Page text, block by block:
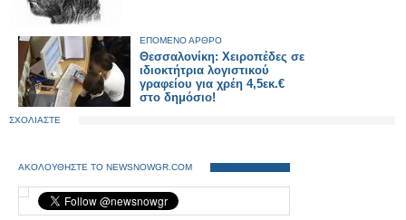
ΕΠΟΜΕΝΟ ΑΡΘΡΟ
Θεσσαλονίκη: Χειροπέδες σε
ιδιοκτήτρια λογιστικού
γραφείου για χρέη 4,5εκ.€
στο δημόσιο!
ΣΧΟΛΙΑΣΤΕ
ΑΚΟΛΟΥΘΗΣΤΕ ΤΟ NEWSNOWGR.COM